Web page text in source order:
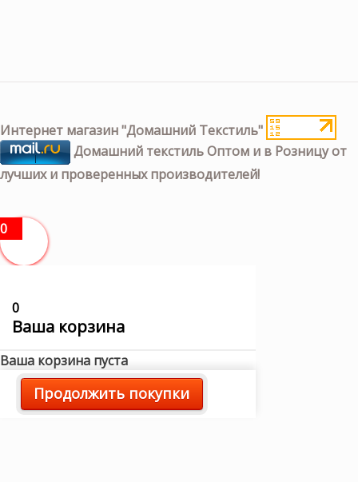
Интернет магазин "Домашний Текстиль"
Домашний текстиль Оптом и в Розницу от
лучших и проверенных производителей!
0
0
Ваша корзина
Ваша корзина пуста
Продолжить покупки